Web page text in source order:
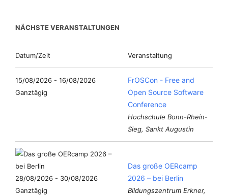
NÄCHSTE VERANSTALTUNGEN
Datum/Zeit Veranstaltung
15/08/2026 - 16/08/2026
Ganztägig
FrOSCon - Free and
Open Source Software
Conference
Hochschule Bonn-Rhein-
Sieg, Sankt Augustin
28/08/2026 - 30/08/2026
Ganztägig
Das große OERcamp
2026 – bei Berlin
Bildungszentrum Erkner,